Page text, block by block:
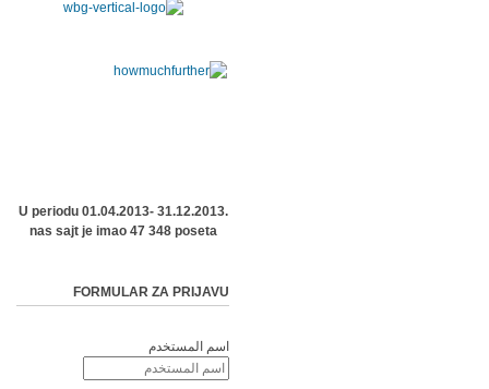
U periodu 01.04.2013- 31.12.2013.
nas sajt je imao 47 348 poseta
FORMULAR ZA PRIJAVU
اسم المستخدم